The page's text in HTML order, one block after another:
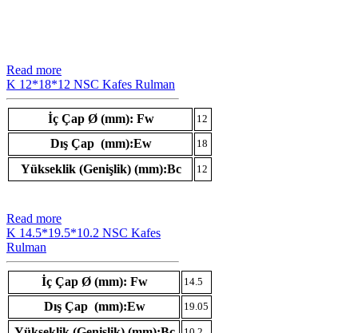
Read more
K 12*18*12 NSC Kafes Rulman
İç Çap Ø (mm): Fw 12
Dış Çap (mm):Ew 18
Yükseklik (Genişlik) (mm):Bc 12
Read more
K 14.5*19.5*10.2 NSC Kafes
Rulman
İç Çap Ø (mm): Fw 14.5
Dış Çap (mm):Ew 19.05